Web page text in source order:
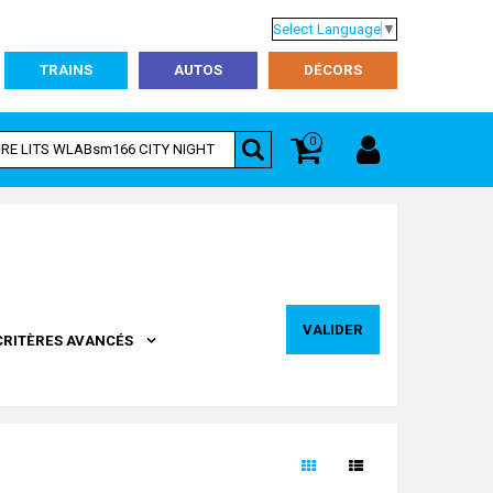
Select Language ▼
TRAINS AUTOS DÉCORS
0
AVANCÉS
VALIDER